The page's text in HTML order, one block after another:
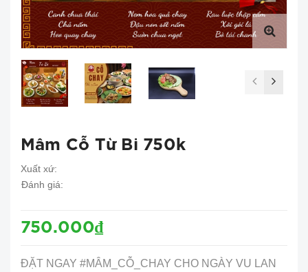
Mâm Cỗ Từ Bi 750k
Xuất xứ:
Đánh giá:
750.000₫
ĐẶT NGAY #MÂM_CỖ_CHAY CHO NGÀY VU LAN